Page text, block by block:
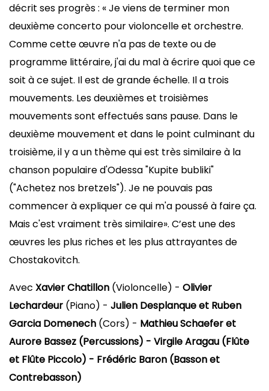
décrit ses progrès : « Je viens de terminer mon
deuxième concerto pour violoncelle et orchestre.
Comme cette œuvre n'a pas de texte ou de
programme littéraire, j'ai du mal à écrire quoi que ce
soit à ce sujet. Il est de grande échelle. Il a trois
mouvements. Les deuxièmes et troisièmes
mouvements sont effectués sans pause. Dans le
deuxième mouvement et dans le point culminant du
troisième, il y a un thème qui est très similaire à la
chanson populaire d'Odessa "Kupite bubliki"
("Achetez nos bretzels"). Je ne pouvais pas
commencer à expliquer ce qui m'a poussé à faire ça.
Mais c'est vraiment très similaire». C’est une des
œuvres les plus riches et les plus attrayantes de
Chostakovitch.
Avec Xavier Chatillon (Violoncelle) - Olivier
Lechardeur (Piano) - Julien Desplanque et Ruben
Garcia Domenech (Cors) - Mathieu Schaefer et
Aurore Bassez (Percussions) - Virgile Aragau (Flûte
et Flûte Piccolo) - Frédéric Baron (Basson et
Contrebasson)